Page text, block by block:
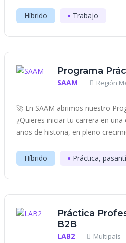
Híbrido Trabajo
Programa
SAAM Región
🚀 En SAAM abrimos nuestro
¿Quieres iniciar tu carrera en
años de historia, en pleno
Híbrido Práctica,
Práctica
B2B
LAB2 Multipaís